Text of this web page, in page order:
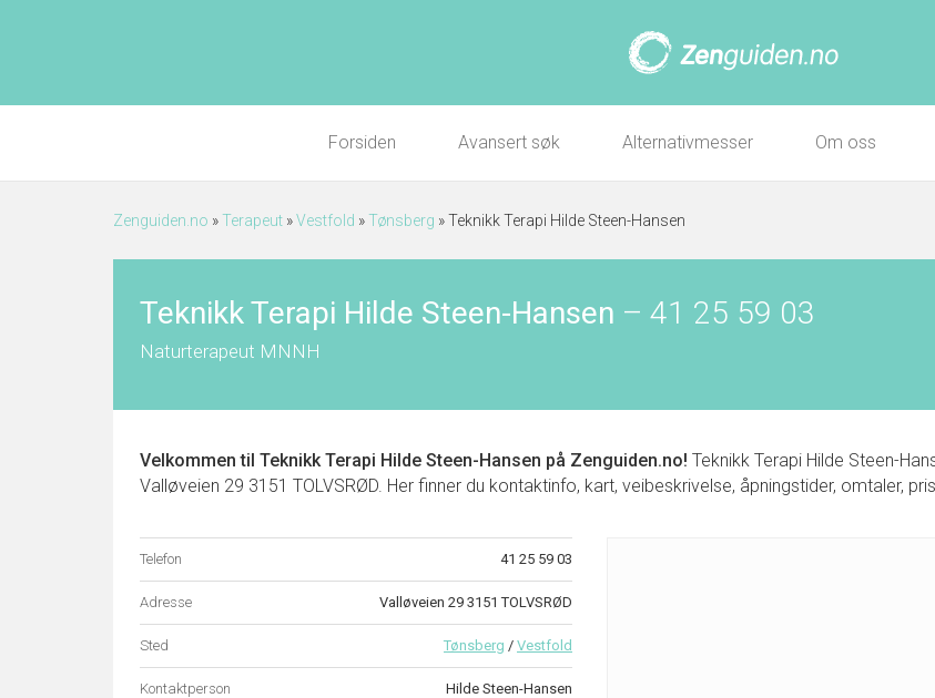
Forsiden Avansert søk Alternativmesser Om oss
Zenguiden.no »Terapeut »Vestfold »Tønsberg »Teknikk Terapi Hilde Steen-Hansen
Teknikk Terapi Hilde Steen-Hansen – 41 25 59 03
Naturterapeut MNNH
Velkommen til Teknikk Terapi Hilde Steen-Hansen på Zenguiden.no! Teknikk Terapi Hilde Steen-
Valløveien 29 3151 TOLVSRØD. Her finner du kontaktinfo, kart, veibeskrivelse, åpningstider, omtaler,
Telefon 41 25 59 03
Adresse Valløveien 29 3151 TOLVSRØD
Sted Tønsberg / Vestfold
Kontaktperson Hilde Steen-Hansen